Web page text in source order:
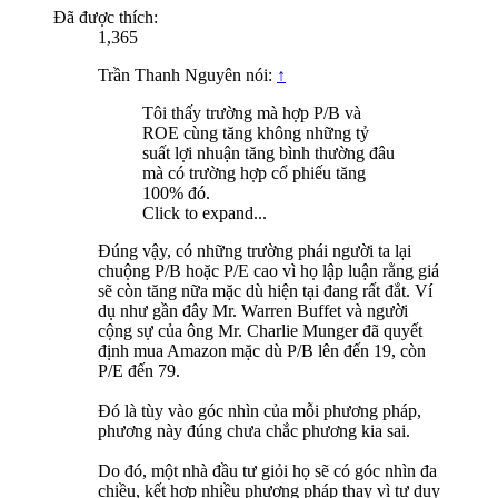
Đã được thích:
1,365
Trần Thanh Nguyên nói: ↑
Tôi thấy trường mà hợp P/B và
ROE cùng tăng không những tỷ
suất lợi nhuận tăng bình thường đâu
mà có trường hợp cổ phiếu tăng
100% đó.
Click to expand...
Đúng vậy, có những trường phái người ta lại
chuộng P/B hoặc P/E cao vì họ lập luận rằng giá
sẽ còn tăng nữa mặc dù hiện tại đang rất đắt. Ví
dụ như gần đây Mr. Warren Buffet và người
cộng sự của ông Mr. Charlie Munger đã quyết
định mua Amazon mặc dù P/B lên đến 19, còn
P/E đến 79.
Đó là tùy vào góc nhìn của mỗi phương pháp,
phương này đúng chưa chắc phương kia sai.
Do đó, một nhà đầu tư giỏi họ sẽ có góc nhìn đa
chiều, kết hợp nhiều phương pháp thay vì tư duy